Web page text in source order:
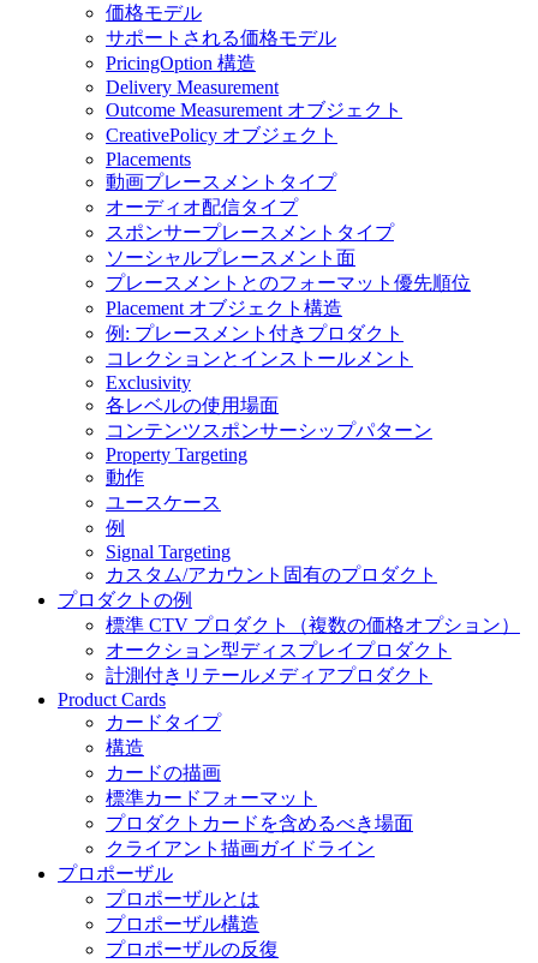
価格モデル
サポートされる価格モデル
PricingOption 構造
Delivery Measurement
Outcome Measurement オブジェクト
CreativePolicy オブジェクト
Placements
動画プレースメントタイプ
オーディオ配信タイプ
スポンサープレースメントタイプ
ソーシャルプレースメント面
プレースメントとのフォーマット優先順位
Placement オブジェクト構造
例: プレースメント付きプロダクト
コレクションとインストールメント
Exclusivity
各レベルの使用場面
コンテンツスポンサーシップパターン
Property Targeting
動作
ユースケース
例
Signal Targeting
カスタム/アカウント固有のプロダクト
プロダクトの例
標準 CTV プロダクト（複数の価格オプション）
オークション型ディスプレイプロダクト
計測付きリテールメディアプロダクト
Product Cards
カードタイプ
構造
カードの描画
標準カードフォーマット
プロダクトカードを含めるべき場面
クライアント描画ガイドライン
プロポーザル
プロポーザルとは
プロポーザル構造
プロポーザルの反復